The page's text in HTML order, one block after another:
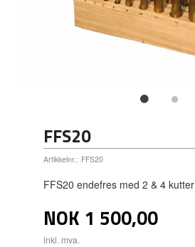
FFS20
Artikkelnr.: FFS20
FFS20 endefres med 2 & 4 kutter
NOK 1 500,00
inkl. mva.